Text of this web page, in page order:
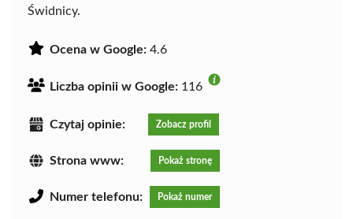
Świdnicy.
Ocena w Google: 4.6
Liczba opinii w Google: 116
Czytaj opinie: Zobacz profil
Strona www: Pokaż stronę
Numer telefonu: Pokaż numer